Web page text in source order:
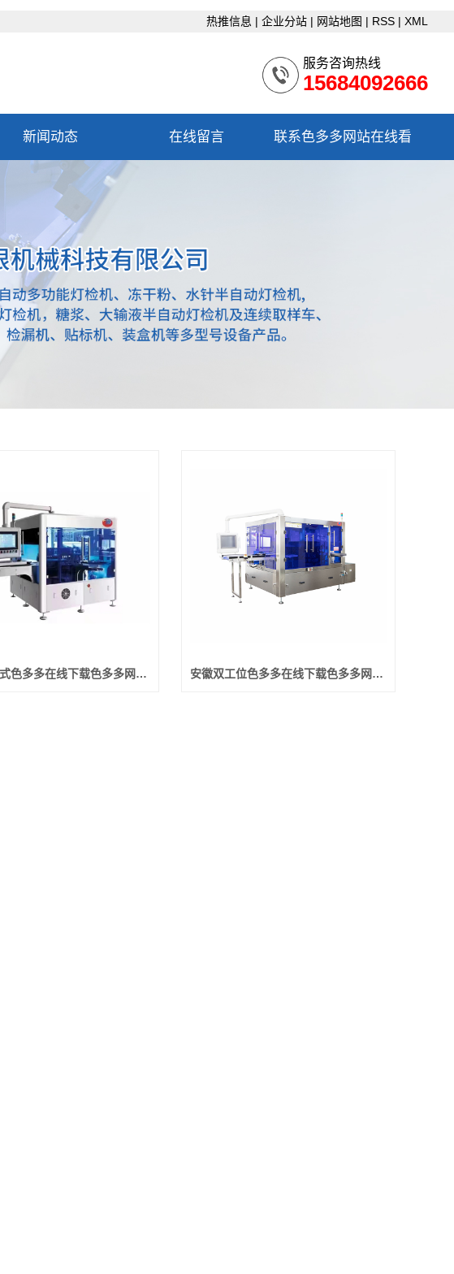
热推信息 | 企业分站 | 网站地图 | RSS | XML
服务咨询热线
15684092666
新闻动态
公司新闻
行业资讯
技术资讯
在线留言 联系色多多网站在线看
安徽回转式色多多在线下载色多多网站在线看 安徽双工位色多多在线下载色多多网站在线看